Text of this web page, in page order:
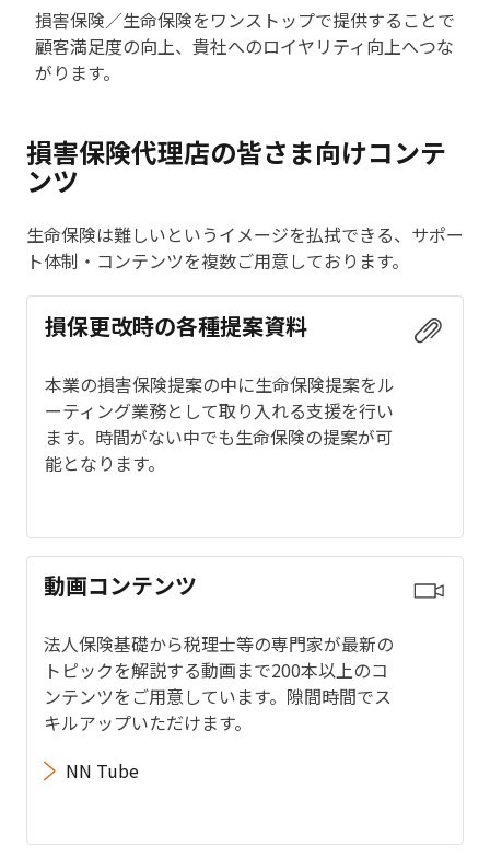
損害保険／生命保険をワンストップで提供することで
顧客満足度の向上、貴社へのロイヤリティ向上へつな
がります。
損害保険代理店の皆さま向けコンテ
ンツ
生命保険は難しいというイメージを払拭できる、サポー
ト体制・コンテンツを複数ご用意しております。
損保更改時の各種提案資料
本業の損害保険提案の中に生命保険提案をル
ーティング業務として取り入れる支援を行い
ます。時間がない中でも生命保険の提案が可
能となります。
動画コンテンツ
法人保険基礎から税理士等の専門家が最新の
トピックを解説する動画まで200本以上のコ
ンテンツをご用意しています。隙間時間でス
キルアップいただけます。
NN Tube